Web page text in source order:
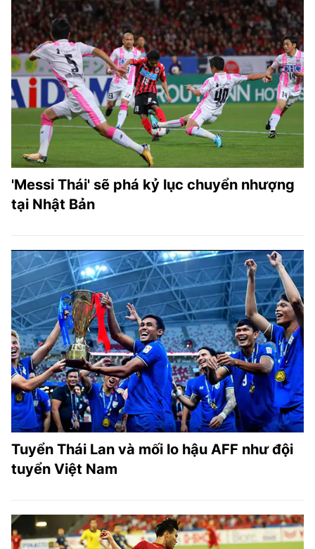
'Messi Thái' sẽ phá kỷ lục chuyển nhượng
tại Nhật Bản
Tuyển Thái Lan và mối lo hậu AFF như đội
tuyển Việt Nam